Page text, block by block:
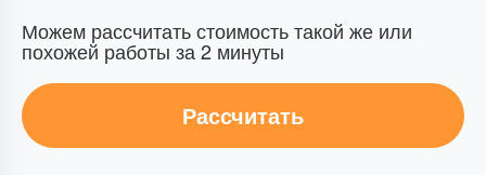
Можем рассчитать стоимость такой же или
похожей работы за 2 минуты
Рассчитать